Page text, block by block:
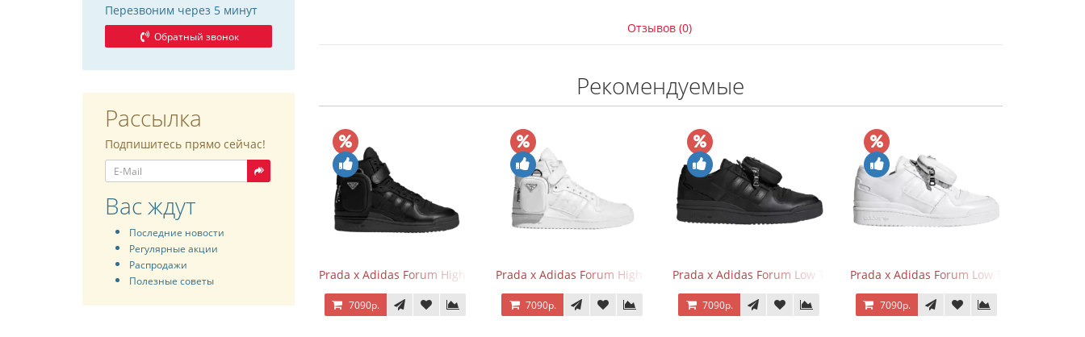
Перезвоним через 5 минут
Обратный звонок
Рассылка
Подпишитесь прямо сейчас!
Вас ждут
Последние новости
Регулярные акции
Распродажи
Полезные советы
Отзывов (0)
Рекомендуемые
Prada x Adidas Forum High Triple Black
7090р.
Prada x Adidas Forum High Triple White
7090р.
Prada x Adidas Forum Low Triple Black
7090р.
Prada x Adidas Forum Low Triple White
7090р.